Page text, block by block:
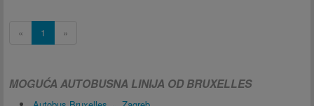
« 1 »
MOGUĆA AUTOBUSNA LINIJA OD BRUXELLES